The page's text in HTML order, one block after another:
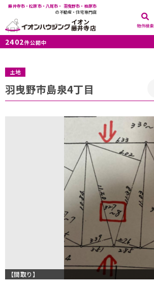
藤井寺市・松原市・八尾市・ 羽曳野市・柏原市
の不動産・住宅専門店
イオン
藤井寺店 物件検索
2402件公開中
土地
羽曳野市島泉4丁目
【間取り】